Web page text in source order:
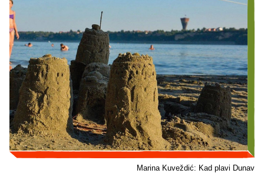
Marina Kuveždić: Kad plavi Dunav